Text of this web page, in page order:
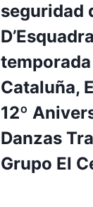
seguridad
Cataluña,
12º
Danzas
Grupo El